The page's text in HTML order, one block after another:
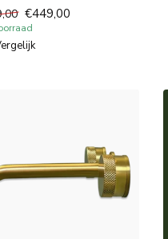
€449,00